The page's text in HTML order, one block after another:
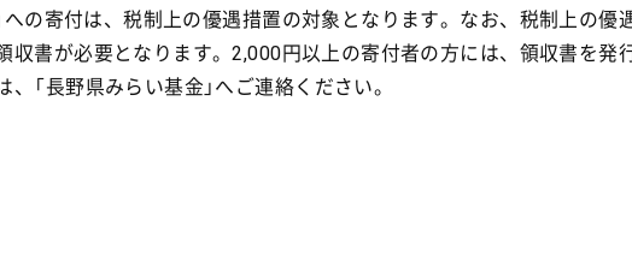
の寄付は、税制上の優遇措置の対象となります。なお、税制上の優
収書が必要となります。2,000円以上の寄付者の方には、領収書を発
「長野県みらい基金」へご連絡ください。